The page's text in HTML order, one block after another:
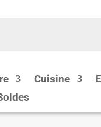
Cuisine